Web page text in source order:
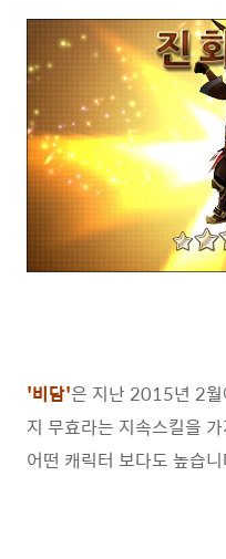
'비담'은 지난 2015년 2월
지 무효라는 지속스킬을
어떤 캐릭터 보다도 높습